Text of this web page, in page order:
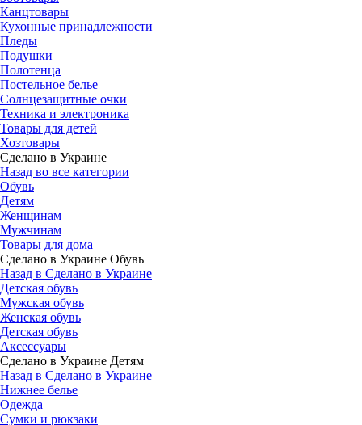
Канцтовары
Кухонные принадлежности
Пледы
Подушки
Полотенца
Постельное белье
Солнцезащитные очки
Техника и электроника
Товары для детей
Хозтовары
Сделано в Украине
Назад во все категории
Обувь
Детям
Женщинам
Мужчинам
Товары для дома
Сделано в Украине Обувь
Назад в Сделано в Украине
Детская обувь
Мужская обувь
Женская обувь
Детская обувь
Аксессуары
Сделано в Украине Детям
Назад в Сделано в Украине
Нижнее белье
Одежда
Сумки и рюкзаки